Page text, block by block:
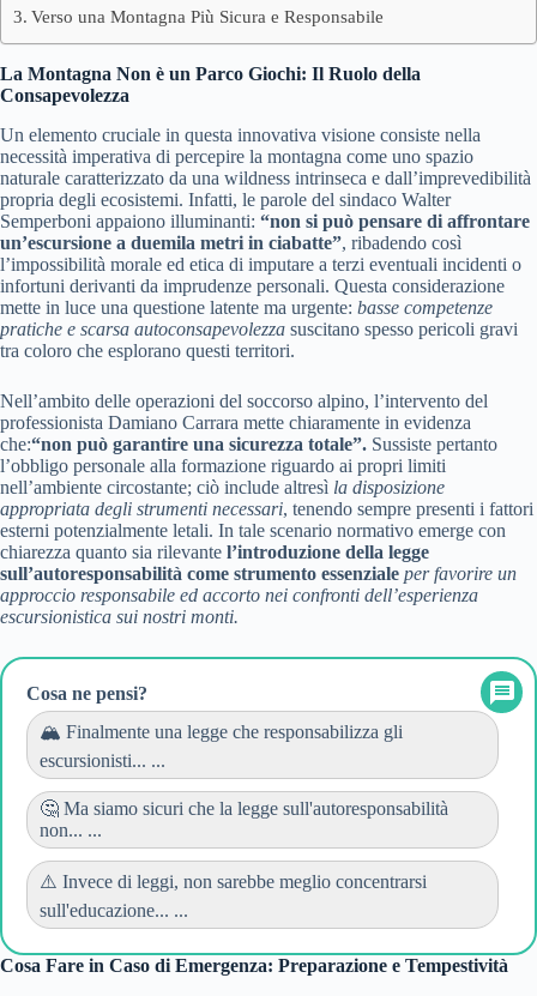
Verso una Montagna Più Sicura e Responsabile
La Montagna Non è un Parco Giochi: Il Ruolo della
Consapevolezza
Un elemento cruciale in questa innovativa visione consiste nella
necessità imperativa di percepire la montagna come uno spazio
naturale caratterizzato da una wildness intrinseca e dall’imprevedibilità
propria degli ecosistemi. Infatti, le parole del sindaco Walter
Semperboni appaiono illuminanti: “non si può pensare di affrontare
un’escursione a duemila metri in ciabatte”, ribadendo così
l’impossibilità morale ed etica di imputare a terzi eventuali incidenti o
infortuni derivanti da imprudenze personali. Questa considerazione
mette in luce una questione latente ma urgente: basse competenze
pratiche e scarsa autoconsapevolezza suscitano spesso pericoli gravi
tra coloro che esplorano questi territori.
Nell’ambito delle operazioni del soccorso alpino, l’intervento del
professionista Damiano Carrara mette chiaramente in evidenza
che:“non può garantire una sicurezza totale”. Sussiste pertanto
l’obbligo personale alla formazione riguardo ai propri limiti
nell’ambiente circostante; ciò include altresì la disposizione
appropriata degli strumenti necessari, tenendo sempre presenti i fattori
esterni potenzialmente letali. In tale scenario normativo emerge con
chiarezza quanto sia rilevante l’introduzione della legge
sull’autoresponsabilità come strumento essenziale per favorire un
approccio responsabile ed accorto nei confronti dell’esperienza
escursionistica sui nostri monti.
Cosa ne pensi?
🏔️ Finalmente una legge che responsabilizza gli
escursionisti... ...
🤔 Ma siamo sicuri che la legge sull'autoresponsabilità
non... ...
⚠️ Invece di leggi, non sarebbe meglio concentrarsi
sull'educazione... ...
Cosa Fare in Caso di Emergenza: Preparazione e Tempestività